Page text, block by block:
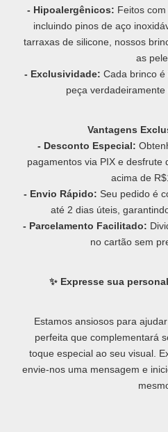
- Hipoalergênicos: Feitos
incluindo pinos de aço
tarraxas de silicone, nossos
as
- Exclusividade: Cada brinco
peça verdadeiramente
Vantagens
- Desconto Especial:
pagamentos via PIX e desfrute
acima de
- Envio Rápido: Seu pedido é
até 2 dias úteis,
- Parcelamento Facilitado:
no cartão sem
✨ Expresse sua
Estamos ansiosos para
perfeita que complementará
toque especial ao seu visual.
envie-nos uma mensagem e